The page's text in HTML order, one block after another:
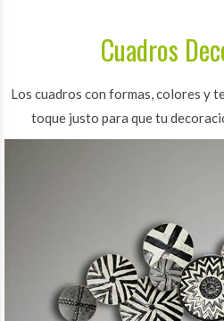
Cuadros
Los cuadros con formas, colores y
toque justo para que tu